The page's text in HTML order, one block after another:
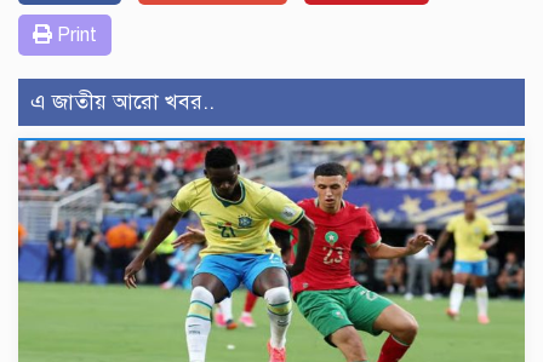
Print
এ জাতীয় আরো খবর..